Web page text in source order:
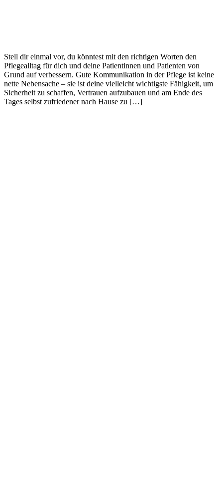
Stell dir einmal vor, du könntest mit den richtigen Worten den
Pflegealltag für dich und deine Patientinnen und Patienten von
Grund auf verbessern. Gute Kommunikation in der Pflege ist keine
nette Nebensache – sie ist deine vielleicht wichtigste Fähigkeit, um
Sicherheit zu schaffen, Vertrauen aufzubauen und am Ende des
Tages selbst zufriedener nach Hause zu […]